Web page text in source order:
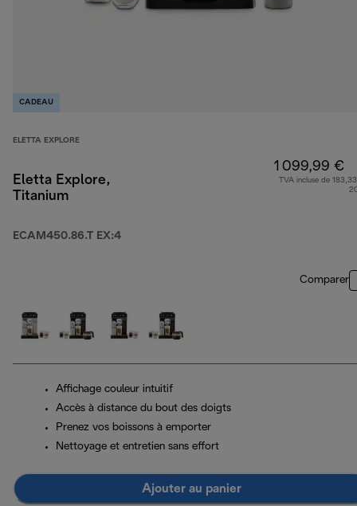
CADEAU
ELETTA EXPLORE
Eletta Explore,
Titanium
ECAM450.86.T EX:4
1 099,99 €
TVA incluse de
Comparer
Affichage couleur intuitif
Accès à distance du bout des doigts
Prenez vos boissons à emporter
Nettoyage et entretien sans effort
Ajouter au panier